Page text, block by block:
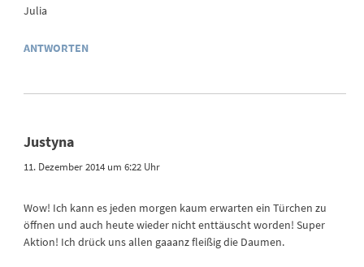
Julia
ANTWORTEN
Justyna
11. Dezember 2014 um 6:22 Uhr
Wow! Ich kann es jeden morgen kaum erwarten ein Türchen zu
öffnen und auch heute wieder nicht enttäuscht worden! Super
Aktion! Ich drück uns allen gaaanz fleißig die Daumen.